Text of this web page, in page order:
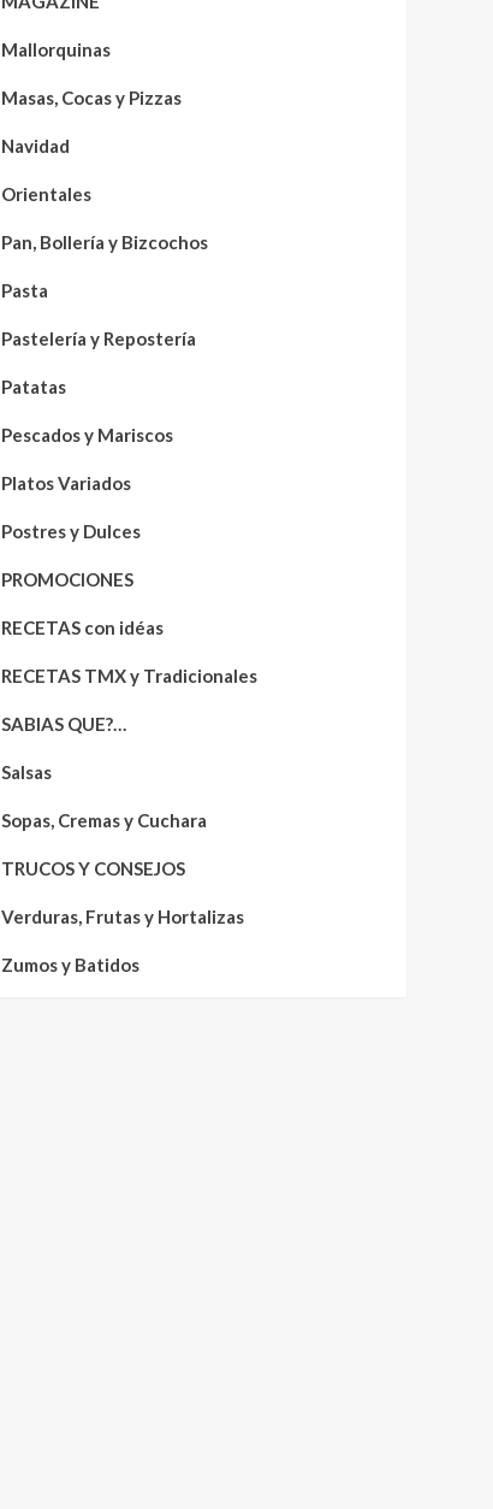
Mallorquinas
Masas, Cocas y Pizzas
Navidad
Orientales
Pan, Bollería y Bizcochos
Pasta
Pastelería y Repostería
Patatas
Pescados y Mariscos
Platos Variados
Postres y Dulces
PROMOCIONES
RECETAS con idéas
RECETAS TMX y Tradicionales
SABIAS QUE?…
Salsas
Sopas, Cremas y Cuchara
TRUCOS Y CONSEJOS
Verduras, Frutas y Hortalizas
Zumos y Batidos